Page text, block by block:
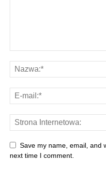
Save my name, email, and
next time I comment.